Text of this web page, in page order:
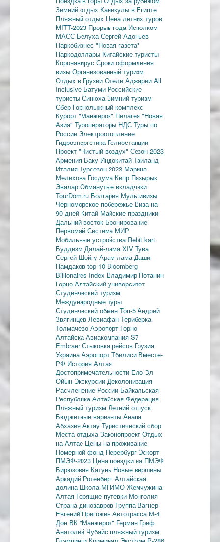
Зимний отдых Каникулы в Египте
Пляжный отдых Цена летних туров
MITT-2023 Прорыв года Исполком
МАСС БелухаСергей Адоньев
Наркобизнес "Новая газета"
Наркодоллары Китайские туристы
Коронавирус Сроки оформления
визы Организованный туризм
Отдых в Грузии Отели Аджарии All
Inclusive Батуми Российские
туристы СинюхаЗимний туризм
Сбер Горнолыжный комплекс
Курорт "Манжерок" Пелагея "Новая
Азия" Туроператоры НДС Туры по
России Электроотопление
Гидроэнергетика Гелиостанции
Проект "Чистый воздух" Сезон 2023
Армения Баку Индокитай Таиланд
Италия Турсезон 2023 Марина
Мелихова Госдума Кипр Пазырык
Эвалар Обманутые вкладчики
TourDom.ru Болгария Мультивизы
Черноморское побережье Виза на
90 дней Китай Майские праздники
Дальний восток Бронирование
Первомай Система МИР
Мобильные устройства Rebit kart
Буддизм Далай-лама XIV Тува
Сергей Шойгу Арам-ламаДаши
Намдаков top-10 Bloomberg
Billionaires Index Владимир Потанин
Горно-Алтайский университет
Студенческий туризм
Международные туры
Студенческий обмен Топ-5 Андрей
Звягинцев Левиафан Териберка
Толмачево Аэропорт Горно-
АлтайскаАвиакомпания S7
EmbraerСтыковка рейсов Грузия
УкраинаАэропорт Тбилиси Вместе-
РФ История Алтая
Достопримечательности Ело Эл
Ойын Экскурсии Деколонизация
Расчленение России Байкальская
РеспубликаАлтайская Федерация
Пляжный туризм Летний отпуск
Бюджетные варианты Анапа
Абхазия Актау Туристический сбор
Места отдыхаЗаконопроект Отдых
на Алтае Цены на проживание
Номерной фонд Перербург Эскорт
ПМЭФ-2023 Цена поездки на ПМЭФ
Бирюзовая Катунь Новые вершины
Аркадий Ротенберг Алтайская
долина Школа МГИМО Жемчужина
Алтая Горящие путевки Монголия
Страна динозавров Группа Вагнер
Евгений Пригожин Автотрасса М-4
Дон ВК "Манжерок" Герман Греф
Анатолий Чубайс пляжный туризм